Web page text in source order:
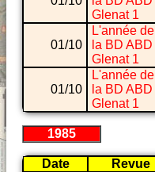
Glenat 1
01/10
L'année de
la BD ABD
Glenat 1
01/10
L'année de
la BD ABD
Glenat 1
1985
Date Revue